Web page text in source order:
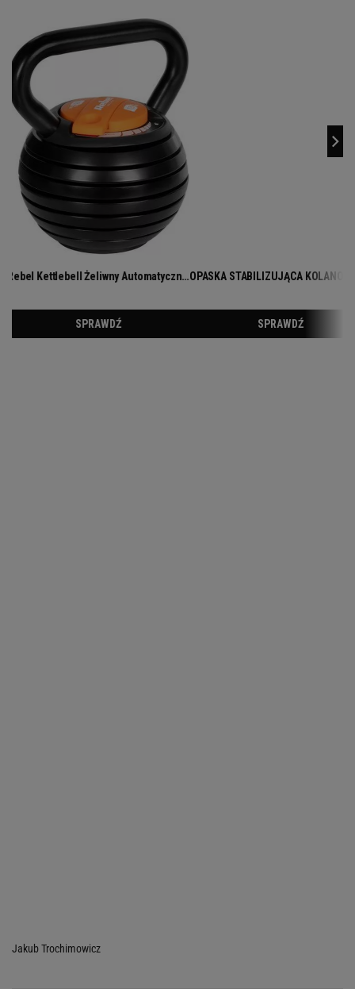
Jakub Trochimowicz